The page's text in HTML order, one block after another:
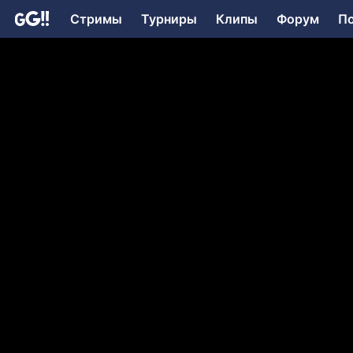
Стримы Турниры Клипы Форум